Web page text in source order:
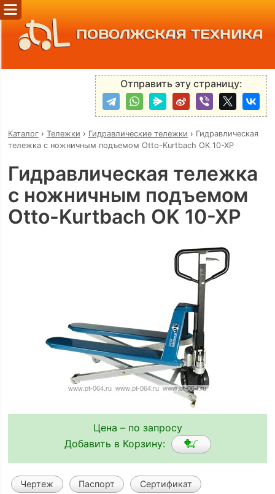
ПОВОЛЖСКАЯ ТЕХНИКА
Отправить эту страницу:
Каталог› Тележки › Гидравлические тележки › Гидравлическая
тележка с ножничным подъемом Otto-Kurtbach OK 10-XP
Гидравлическая тележка
с ножничным подъемом
Otto-Kurtbach OK 10-XP
Цена – по запросу
Добавить в Корзину:
Чертеж Паспорт Сертификат